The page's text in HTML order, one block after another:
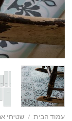
עמוד הבית / שטיחי